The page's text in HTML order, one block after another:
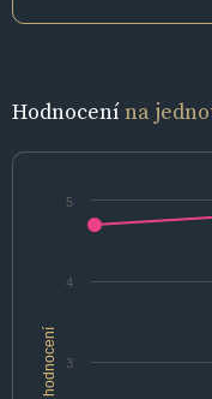
Hodnocenína
hodnocení 3
4
5